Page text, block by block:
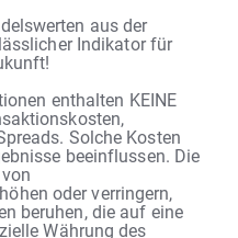
aus der
Indikator für
enthalten KEINE
Solche Kosten
beeinflussen. Die
oder verringern,
beruhen, die auf eine
Währung des